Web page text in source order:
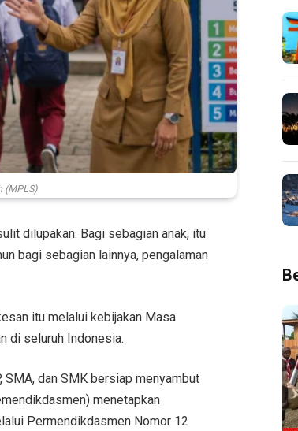
(MPLS)
dilupakan. Bagi sebagian anak, itu
bagi sebagian lainnya, pengalaman
itu melalui kebijakan Masa
di seluruh Indonesia.
SMA, dan SMK bersiap menyambut
menetapkan
Permendikdasmen Nomor 12